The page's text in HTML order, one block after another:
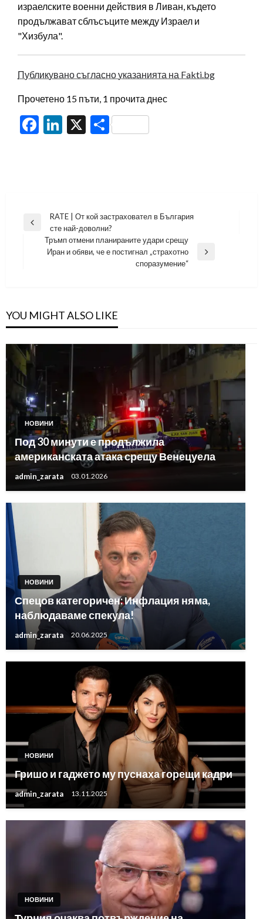
израелските военни действия в Ливан, където
продължават сблъсъците между Израел и
"Хизбула".
Публикувано съгласно указанията на Fakti.bg
Прочетено 15 пъти, 1 прочита днес
Facebook
LinkedIn
X Share
Навигация
Previous
RATE | От кой застраховател в България
сте най-доволни?
Next
Тръмп отмени планираните удари срещу
Иран и обяви, че е постигнал „страхотно
споразумение“
YOU MIGHT ALSO LIKE
НОВИНИ
Под 30 минути е продължила
американската атака срещу Венецуела
admin_zarata 03.01.2026
НОВИНИ
Спецов категоричен: Инфлация няма,
наблюдаваме спекула!
admin_zarata 20.06.2025
НОВИНИ
Гришо и гаджето му пуснаха горещи кадри
admin_zarata 13.11.2025
НОВИНИ